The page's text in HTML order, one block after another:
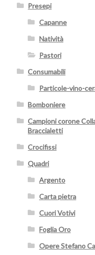
Presepi
Capanne
Natività
Pastori
Consumabili
Particole-vino-
Bomboniere
Campioni corone
Braccialetti
Crocifissi
Quadri
Argento
Carta pietra
Cuori Votivi
Foglia Oro
Opere Stefano